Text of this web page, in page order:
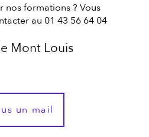
nos formations ? Vous
au 01 43 56 64 04
Mont Louis
un mail